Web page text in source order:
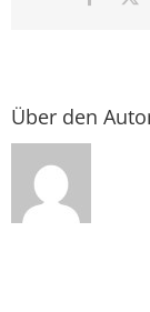
Über den